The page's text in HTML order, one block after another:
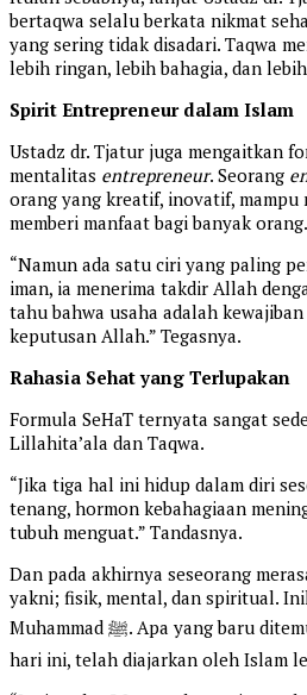
bertaqwa selalu berkata nikmat
yang sering tidak disadari. Taqwa
lebih ringan, lebih bahagia, dan
Spirit Entrepreneur dalam Islam
Ustadz dr. Tjatur juga mengaitkan
mentalitas entrepreneur. Seorang
orang yang kreatif, inovatif, mampu
memberi manfaat bagi banyak orang.
“Namun ada satu ciri yang paling
iman, ia menerima takdir Allah
tahu bahwa usaha adalah
keputusan Allah.” Tegasnya.
Rahasia Sehat yang Terlupakan
Formula SeHaT ternyata sangat
Lillahita’ala dan Taqwa.
“Jika tiga hal ini hidup dalam diri
tenang, hormon kebahagiaan
tubuh menguat.” Tandasnya.
Dan pada akhirnya seseorang
yakni; fisik, mental, dan spiritual.
Muhammad ﷺ. Apa yang baru ditemukan oleh ilmu modern
hari ini, telah diajarkan oleh Islam